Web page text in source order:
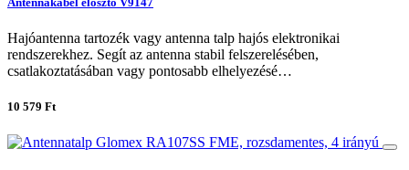
Hajóantenna tartozék vagy antenna talp hajós elektronikai
rendszerekhez. Segít az antenna stabil felszerelésében,
csatlakoztatásában vagy pontosabb elhelyezésé…
10 579 Ft